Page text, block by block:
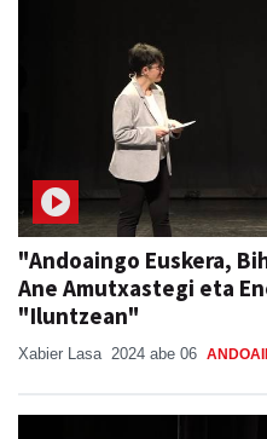
"Andoaingo Euskera,
Ane Amutxastegi eta
"Iluntzean"
Xabier Lasa 2024 abe 06